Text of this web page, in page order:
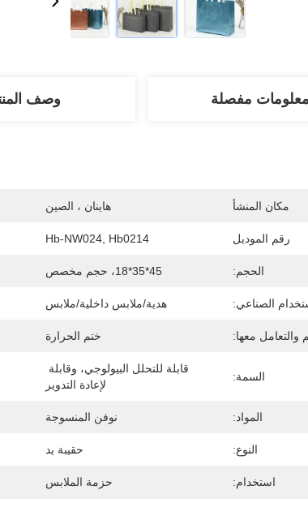
معلومات مفصلة وصف
مكان المنشأ هاينان ، الصين
رقم الموديل Hb-NW024, Hb0214
الحجم: 45*35*18، حجم مخصص
الصناعي: هدية/ملابس داخلية/ملابس
والتعامل معها: ختم الحرارة
السمة:
لإعادة التدوير
المواد: نوفن المنسوجة
النوع: حقيبة يد
استخدام: حزمة الملابس